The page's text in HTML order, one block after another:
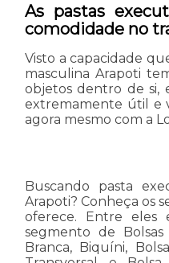
As pastas
comodidade no
Visto a capacidade
masculina Arapoti
objetos dentro de si,
extremamente útil e
agora mesmo com a
Buscando pasta
Arapoti? Conheça os
oferece. Entre eles
segmento de Bolsas
Branca, Biquíni,